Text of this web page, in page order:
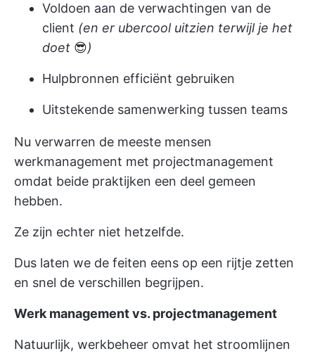
Voldoen aan de verwachtingen van de
client (en er ubercool uitzien terwijl je het
doet 😎)
Hulpbronnen efficiënt gebruiken
Uitstekende samenwerking tussen teams
Nu verwarren de meeste mensen
werkmanagement met projectmanagement
omdat beide praktijken een deel gemeen
hebben.
Ze zijn echter niet hetzelfde.
Dus laten we de feiten eens op een rijtje zetten
en snel de verschillen begrijpen.
Werk management vs. projectmanagement
Natuurlijk, werkbeheer omvat het stroomlijnen